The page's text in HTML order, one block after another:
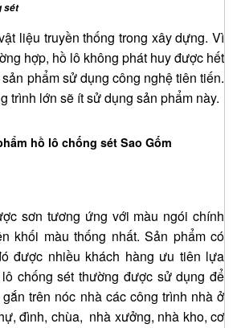
sét
liệu truyền thống trong xây dựng. Vì
hợp, hồ lô không phát huy được hết
phẩm sử dụng công nghệ tiên tiến.
trình lớn sẽ ít sử dụng sản phẩm này.
hồ lô chống sét Sao Gốm
sơn tương ứng với màu ngói chính
khối màu thống nhất. Sản phẩm có
được nhiều khách hàng ưu tiên lựa
chống sét thường được sử dụng để
trên nóc nhà các công trình nhà ở
đình, chùa, nhà xưởng, nhà kho, cơ